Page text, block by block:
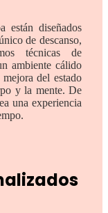
están diseñados
de descanso,
técnicas de
ambiente cálido
del estado
y la mente. De
una experiencia